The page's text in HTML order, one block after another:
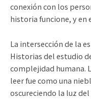
conexión con los
historia funcione, y en
La intersección de la
Historias del estudio
complejidad humana.
leer fue como una
oscureciendo la luz del